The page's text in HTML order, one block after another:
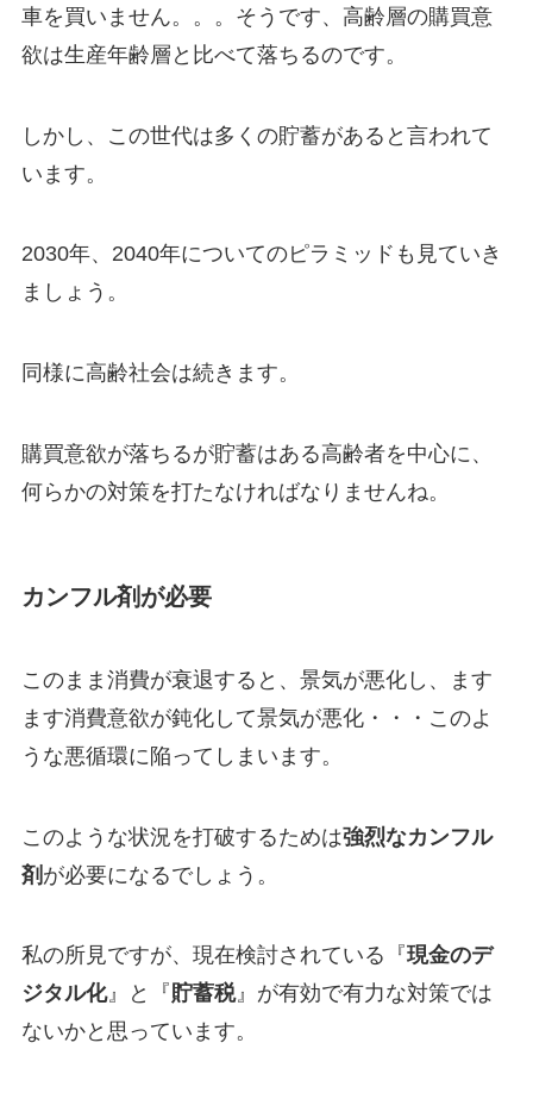
車を買いません。。。そうです、高齢層の購買意
欲は生産年齢層と比べて落ちるのです。
しかし、この世代は多くの貯蓄があると言われて
います。
2030年、2040年についてのピラミッドも見ていき
ましょう。
同様に高齢社会は続きます。
購買意欲が落ちるが貯蓄はある高齢者を中心に、
何らかの対策を打たなければなりませんね。
カンフル剤が必要
このまま消費が衰退すると、景気が悪化し、ます
ます消費意欲が鈍化して景気が悪化・・・このよ
うな悪循環に陥ってしまいます。
このような状況を打破するためは強烈なカンフル
剤 が必要になるでしょう。
私の所見ですが、現在検討されている『現金のデ
ジタル化』と『貯蓄税』が有効で有力な対策では
ないかと思っています。